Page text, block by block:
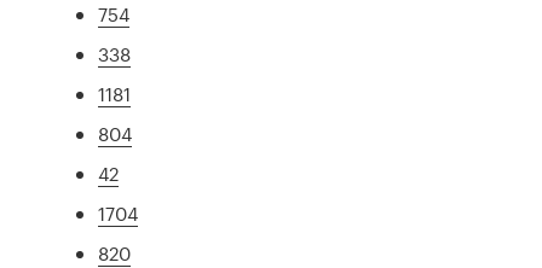
754
338
1181
804
42
1704
820